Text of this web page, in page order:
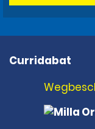
Curridabat